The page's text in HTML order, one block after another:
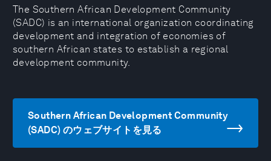
The Southern African Development Community
(SADC) is an international organization coordinating
development and integration of economies of
southern African states to establish a regional
development community.
Southern African Development Community
(SADC) のウェブサイトを見る